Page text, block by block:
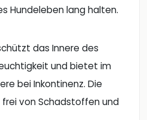
Hundeleben lang halten.
das Innere des
und bietet im
bei Inkontinenz. Die
frei von Schadstoffen und